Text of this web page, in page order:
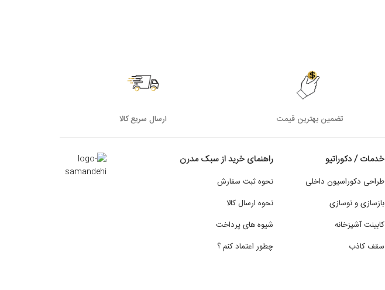
تضمین بهترین قیمت ارسال سریع کالا
خدمات / دکوراتیو
طراحی دکوراسیون داخلی
بازسازی و نوسازی
کابینت آشپزخانه
سقف کاذب
راهنمای خرید از سبک مدرن
نحوه ثبت سفارش
نحوه ارسال کالا
شیوه های پرداخت
چطور اعتماد کنم ؟